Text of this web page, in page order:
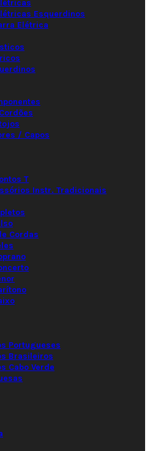
Esquerdinos
Elétrica
/ Capos
T
Instr. Tradicionais
Cordas
Portugueses
Brasileiros
Cabo Verde